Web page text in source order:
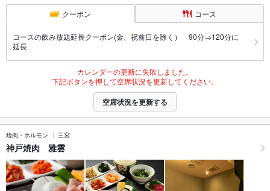
クーポン コース
コースの飲み放題延長クーポン(金、祝前日を除く） 90分→120分に
延長
カレンダーの更新に失敗しました。
下記ボタンを押して空席状況を更新してください。
空席状況を更新する
焼肉・ホルモン 三宮
神戸焼肉 雅雲